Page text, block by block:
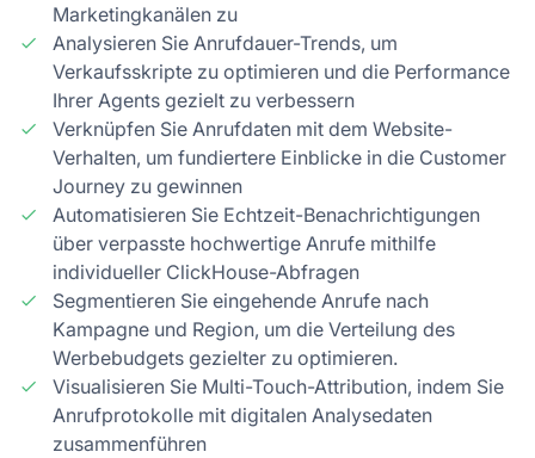
Marketingkanälen zu
Analysieren Sie Anrufdauer-Trends, um
Verkaufsskripte zu optimieren und die Performance
Ihrer Agents gezielt zu verbessern
Verknüpfen Sie Anrufdaten mit dem Website-
Verhalten, um fundiertere Einblicke in die Customer
Journey zu gewinnen
Automatisieren Sie Echtzeit-Benachrichtigungen
über verpasste hochwertige Anrufe mithilfe
individueller ClickHouse-Abfragen
Segmentieren Sie eingehende Anrufe nach
Kampagne und Region, um die Verteilung des
Werbebudgets gezielter zu optimieren.
Visualisieren Sie Multi-Touch-Attribution, indem Sie
Anrufprotokolle mit digitalen Analysedaten
zusammenführen